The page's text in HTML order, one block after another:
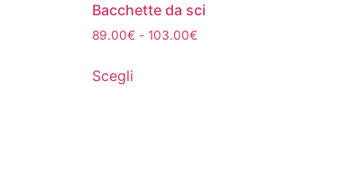
Bacchette da sci
89.00€ - 103.00€
Scegli